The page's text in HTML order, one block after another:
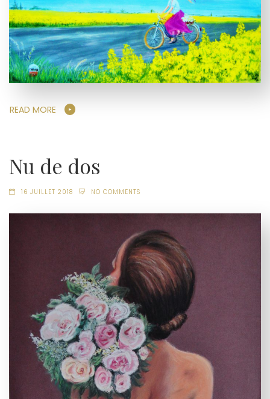
READ MORE
Nu de dos
16 JUILLET 2018 NO COMMENTS